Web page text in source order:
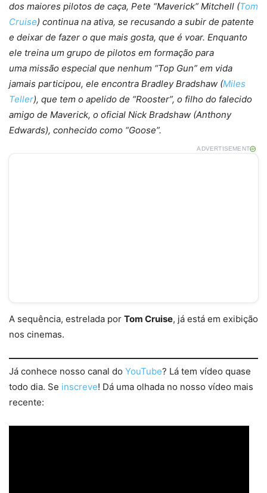
dos maiores pilotos de caça, Pete “Maverick” Mitchell (Tom
Cruise) continua na ativa, se recusando a subir de patente
e deixar de fazer o que mais gosta, que é voar. Enquanto
ele treina um grupo de pilotos em formação para
uma missão especial que nenhum “Top Gun” em vida
jamais participou, ele encontra Bradley Bradshaw (Miles
Teller), que tem o apelido de “Rooster”, o filho do falecido
amigo de Maverick, o oficial Nick Bradshaw (Anthony
Edwards), conhecido como “Goose”.
ADVERTISEMENT
A sequência, estrelada por Tom Cruise, já está em exibição
nos cinemas.
Já conhece nosso canal do YouTube? Lá tem vídeo quase
todo dia. Se inscreve! Dá uma olhada no nosso vídeo mais
recente: